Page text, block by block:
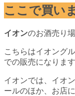
ここで買い
イオンのお酒売り場
こちらはイオング
での販売になります
イオンでは、イオ
ールのほか、お店